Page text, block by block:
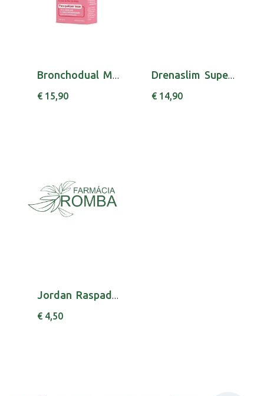
Bronchodual Md Infantil Mel Xarope 200ml xar ...
€ 15,90
Drenaslim Super Burner Sol Or 600 Ml sol oral...
€ 14,90
Jordan Raspador Lingua
€ 4,50